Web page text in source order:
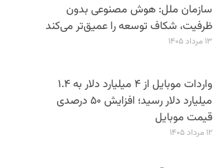
سازمان ملل: هوش مصنوعی بدون
ظرفیت، شکاف توسعه را عمیق‌تر می‌کند
۱۳ مرداد ۱۴۰۵
واردات موبایل از ۴ میلیارد دلار به ۱.۴
میلیارد دلار رسید؛ افزایش ۵۰ درصدی
قیمت موبایل
۱۲ مرداد ۱۴۰۵